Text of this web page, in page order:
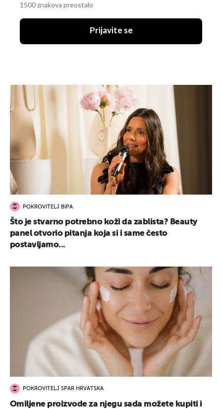
1500 znakova preostalo
Prijavite se
POKROVITELJ BIPA
Što je stvarno potrebno koži da zablista? Beauty
panel otvorio pitanja koja si i same često
postavljamo...
POKROVITELJ SPAR HRVATSKA
Omiljene proizvode za njegu sada možete kupiti i